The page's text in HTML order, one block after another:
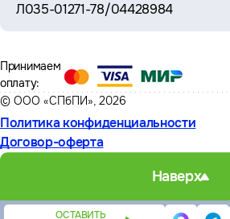
Л035-01271-78/04428984
© ООО «СПбПИ», 2026
Политика конфиденциальности
Договор-оферта
Принимаем
оплату:
Наверх
ОСТАВИТЬ